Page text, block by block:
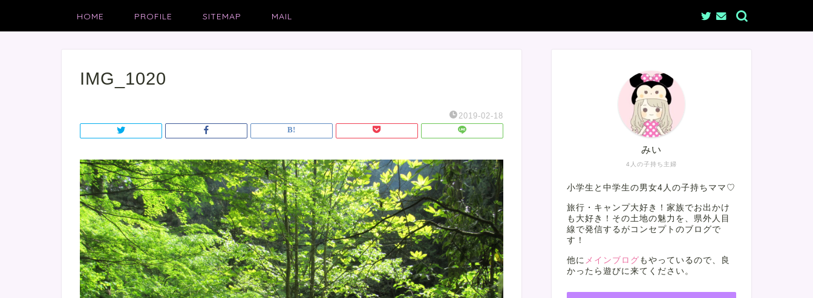
HOME PROFILE SITEMAP MAIL
IMG_1020
2019-02-18
4人の子持ち主婦
みい
小学生と中学生の男女4人の子持ちママ♡
旅行・キャンプ大好き！家族でお出かけ
も大好き！その土地の魅力を、県外人目
線で発信するがコンセプトのブログで
す！
他に メインブログ もやっているので、良
かったら遊びに来てください。